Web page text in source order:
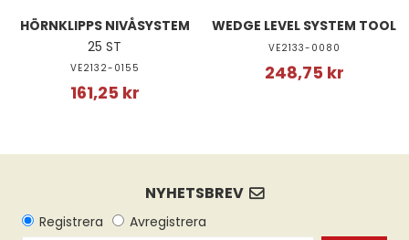
HÖRNKLIPPS NIVÅSYSTEM
25 ST
VE2132-0155
161,25 kr
WEDGE LEVEL SYSTEM TOOL
VE2133-0080
248,75 kr